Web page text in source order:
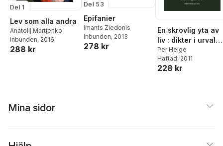
Del 1
Lev som alla andra
Anatolij Martjenko
Inbunden, 2016
288 kr
Del 53
Epifanier
Imants Ziedonis
Inbunden, 2013
278 kr
En skrovlig yta av
liv : dikter i urval
19742011
Per Helge
Häftad, 2011
228 kr
Mina sidor